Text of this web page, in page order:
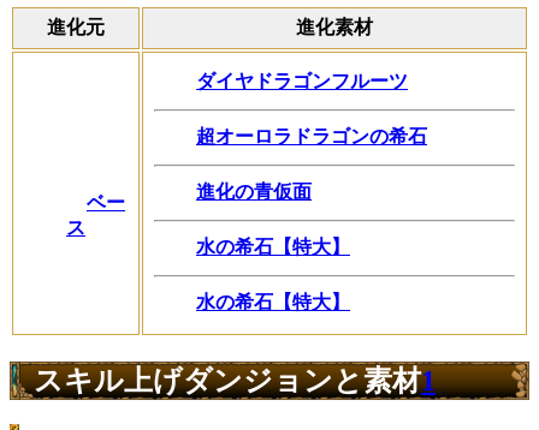
進化元 進化素材
ベー
ス
ダイヤドラゴンフルーツ
超オーロラドラゴンの希石
進化の青仮面
水の希石【特大】
水の希石【特大】
スキル上げダンジョンと素材1